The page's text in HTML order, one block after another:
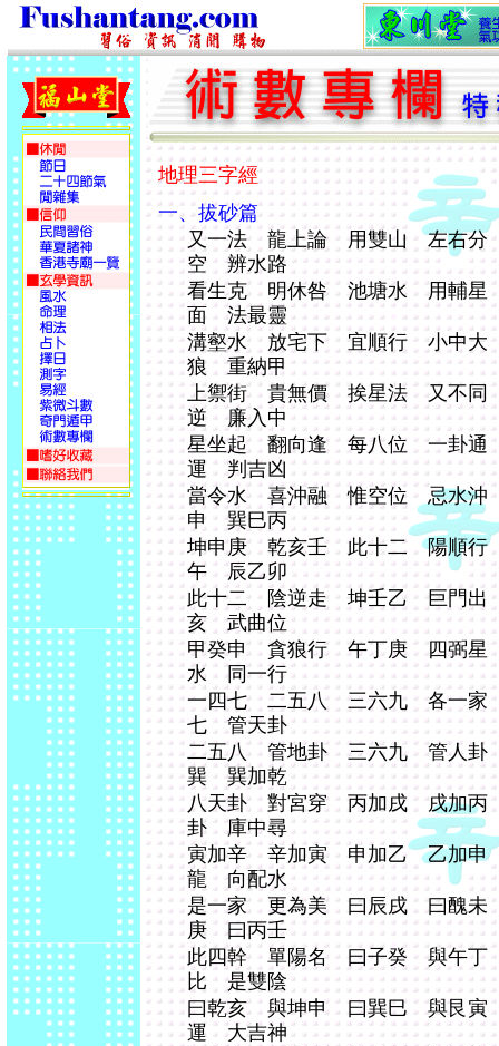
地理三字經
一、拔砂篇
又一法 龍上論 用雙山 左右
空 辨水路
看生克 明休咎 池塘水 用輔
面 法最靈
溝壑水 放宅下 宜順行 小中
狼 重納甲
上禦街 貴無價 挨星法 又不
逆 廉入中
星坐起 翻向逢 每八位 一卦
運 判吉凶
當令水 喜沖融 惟空位 忌水
申 巽巳丙
坤申庚 乾亥壬 此十二 陽順
午 辰乙卯
此十二 陰逆走 坤壬乙 巨門
亥 武曲位
甲癸申 貪狼行 午丁庚 四弼
水 同一行
一四七 二五八 三六九 各一
七 管天卦
二五八 管地卦 三六九 管人
巽 巽加乾
八天卦 對宮穿 丙加戌 戌加
卦 庫中尋
寅加辛 辛加寅 申加乙 乙加
龍 向配水
是一家 更為美 曰辰戌 曰醜
庚 曰丙壬
此四幹 單陽名 曰子癸 與午
比 是雙陰
曰乾亥 與坤申 曰巽巳 與艮
運 大吉神